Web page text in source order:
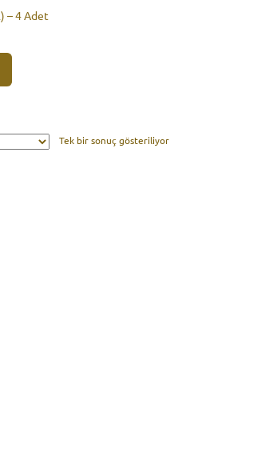
– 4 Adet
Tek bir sonuç gösteriliyor